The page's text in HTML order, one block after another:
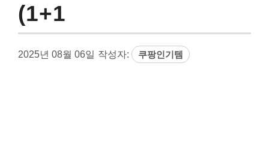
(1+1
2025년 08월 06일 작성자: 쿠팡인기템